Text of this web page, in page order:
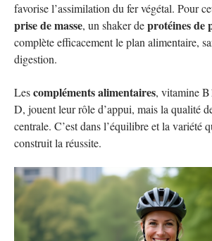
favorise l’assimilation du fer végétal. Pour
prise de masse, un shaker deprotéines de
complète efficacement le plan alimentaire,
digestion.
Lescompléments alimentaires, vitamine
D, jouent leur rôle d’appui, mais la qualité
centrale. C’est dans l’équilibre et la variété
construit la réussite.